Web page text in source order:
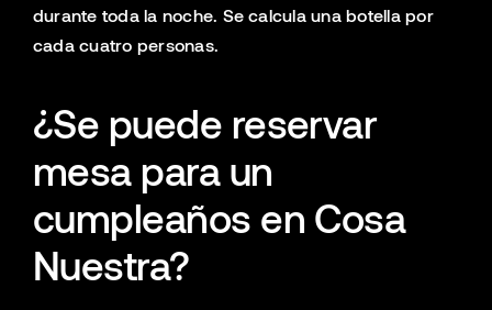
durante toda la noche. Se calcula una botella por
cada cuatro personas.
¿Se puede reservar
mesa para un
cumpleaños en Cosa
Nuestra?